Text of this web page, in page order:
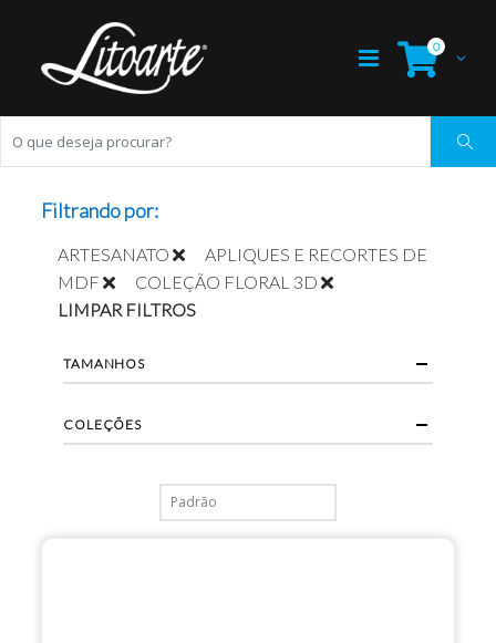
0
Filtrando por:
ARTESANATO
APLIQUES E RECORTES DE
MDF
COLEÇÃO FLORAL 3D
LIMPAR FILTROS
TAMANHOS
COLEÇÕES